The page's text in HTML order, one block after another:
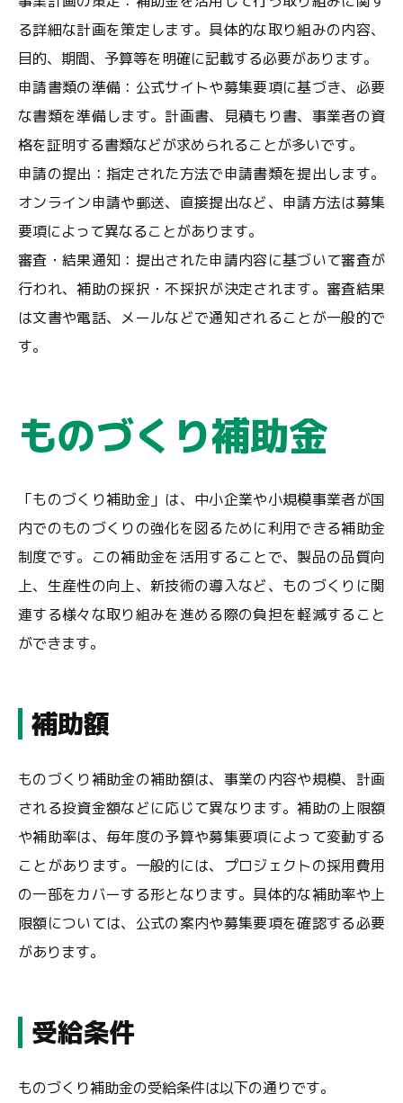
る詳細な計画を策定します。具体的な取り組みの内容、
目的、期間、予算等を明確に記載する必要があります。
申請書類の準備：公式サイトや募集要項に基づき、必要
な書類を準備します。計画書、見積もり書、事業者の資
格を証明する書類などが求められることが多いです。
申請の提出：指定された方法で申請書類を提出します。
オンライン申請や郵送、直接提出など、申請方法は募集
要項によって異なることがあります。
審査・結果通知：提出された申請内容に基づいて審査が
行われ、補助の採択・不採択が決定されます。審査結果
は文書や電話、メールなどで通知されることが一般的で
す。
ものづくり補助金
「ものづくり補助金」は、中小企業や小規模事業者が国
内でのものづくりの強化を図るために利用できる補助金
制度です。この補助金を活用することで、製品の品質向
上、生産性の向上、新技術の導入など、ものづくりに関
連する様々な取り組みを進める際の負担を軽減すること
ができます。
補助額
ものづくり補助金の補助額は、事業の内容や規模、計画
される投資金額などに応じて異なります。補助の上限額
や補助率は、毎年度の予算や募集要項によって変動する
ことがあります。一般的には、プロジェクトの採用費用
の一部をカバーする形となります。具体的な補助率や上
限額については、公式の案内や募集要項を確認する必要
があります。
受給条件
ものづくり補助金の受給条件は以下の通りです。